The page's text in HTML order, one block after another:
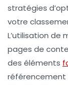
stratégies
votre
L’utilisation de
pages de
des éléments
référencement